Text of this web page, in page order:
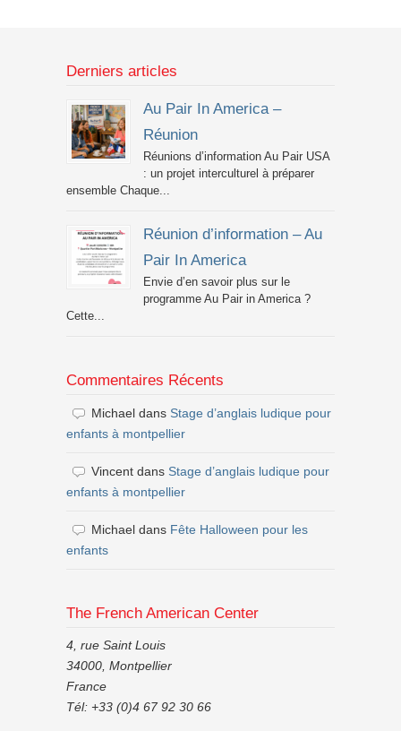
Derniers articles
Au Pair In America –
Réunion
Réunions d’information Au Pair USA
: un projet interculturel à préparer
ensemble Chaque...
Réunion d’information – Au
Pair In America
Envie d’en savoir plus sur le
programme Au Pair in America ?
Cette...
Commentaires Récents
Michael dans Stage d’anglais ludique pour
enfants à montpellier
Vincent dans Stage d’anglais ludique pour
enfants à montpellier
Michael dans Fête Halloween pour les
enfants
The French American Center
4, rue Saint Louis
34000, Montpellier
France
Tél: +33 (0)4 67 92 30 66